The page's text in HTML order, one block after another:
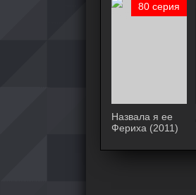
80 серия
Назвала я ее
Фериха (2011)